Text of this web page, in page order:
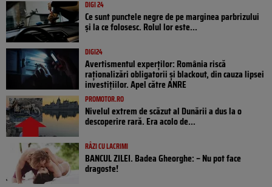
DIGI 24
Ce sunt punctele negre de pe marginea parbrizului
și la ce folosesc. Rolul lor este...
DIGI24
Avertismentul experților: România riscă
raționalizări obligatorii și blackout, din cauza lipsei
investițiilor. Apel către ANRE
PROMOTOR.RO
Nivelul extrem de scăzut al Dunării a dus la o
descoperire rară. Era acolo de...
RÂZI CU LACRIMI
BANCUL ZILEI. Badea Gheorghe: – Nu pot face
dragoste!